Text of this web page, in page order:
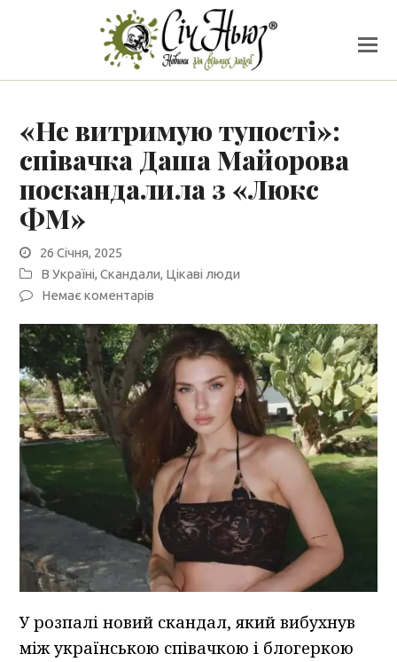
«Не витримую тупості»:
співачка Даша Майорова
поскандалила з «Люкс
ФМ»
26 Січня, 2025
В Україні,Скандали, Цікаві люди
Немає коментарів
У розпалі новий скандал, який вибухнув
між українською співачкою і блогеркою